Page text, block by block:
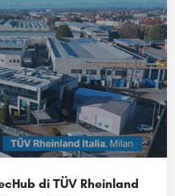
di TÜV Rheinland